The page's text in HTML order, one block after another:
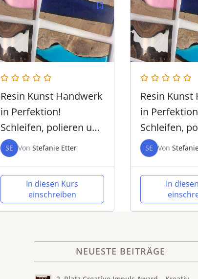
Resin Kunst Handwerk
in Perfektion!
Schleifen, polieren und
CARBON – Intensiv
Workshop
SE Von Stefanie Etter
In diesen Kurs
einschreiben
Resin
in
Schleifen,
CARBON –
Workshop
SE Von
In
NEUESTE BEITRÄGE